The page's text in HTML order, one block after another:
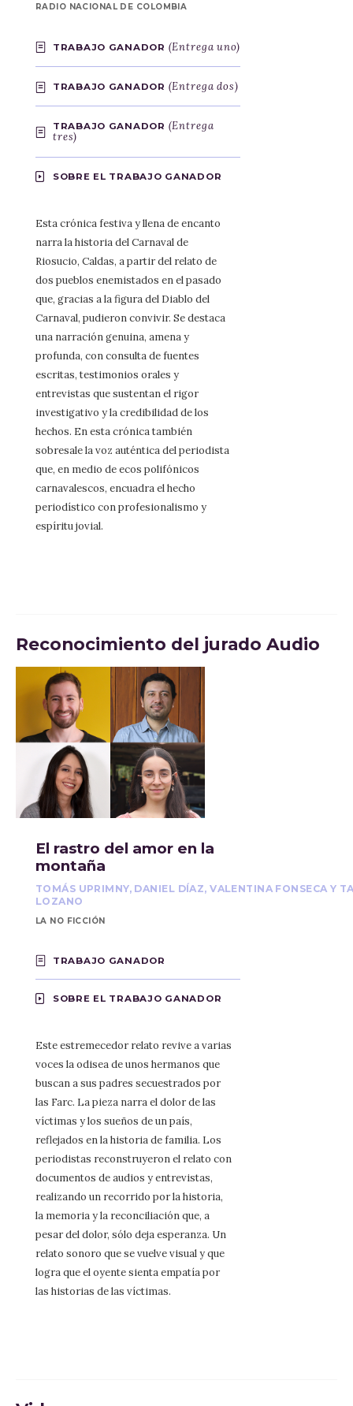
RADIO NACIONAL DE COLOMBIA
TRABAJO GANADOR (Entrega uno)
TRABAJO GANADOR (Entrega dos)
TRABAJO GANADOR (Entrega
tres)
SOBRE EL TRABAJO GANADOR
Esta crónica festiva y llena de encanto
narra la historia del Carnaval de
Riosucio, Caldas, a partir del relato de
dos pueblos enemistados en el pasado
que, gracias a la figura del Diablo del
Carnaval, pudieron convivir. Se destaca
una narración genuina, amena y
profunda, con consulta de fuentes
escritas, testimonios orales y
entrevistas que sustentan el rigor
investigativo y la credibilidad de los
hechos. En esta crónica también
sobresale la voz auténtica del periodista
que, en medio de ecos polifónicos
carnavalescos, encuadra el hecho
periodístico con profesionalismo y
espíritu jovial.
Reconocimiento del jurado Audio
El rastro del amor en la
montaña
TOMÁS UPRIMNY, DANIEL DÍAZ, VALENTINA FONSECA Y
LOZANO
LA NO FICCIÓN
TRABAJO GANADOR
SOBRE EL TRABAJO GANADOR
Este estremecedor relato revive a varias
voces la odisea de unos hermanos que
buscan a sus padres secuestrados por
las Farc. La pieza narra el dolor de las
víctimas y los sueños de un país,
reflejados en la historia de familia. Los
periodistas reconstruyeron el relato con
documentos de audios y entrevistas,
realizando un recorrido por la historia,
la memoria y la reconciliación que, a
pesar del dolor, sólo deja esperanza. Un
relato sonoro que se vuelve visual y que
logra que el oyente sienta empatía por
las historias de las víctimas.